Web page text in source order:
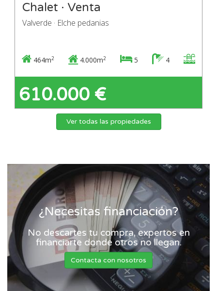
Chalet · Venta
Valverde · Elche pedanias
464m2 4.000m2 5 4
610.000 €
Ver todas las propiedades
¿Necesitas financiación?
No descartes tu compra, expertos en
financiarte donde otros no llegan.
Contacta con nosotros